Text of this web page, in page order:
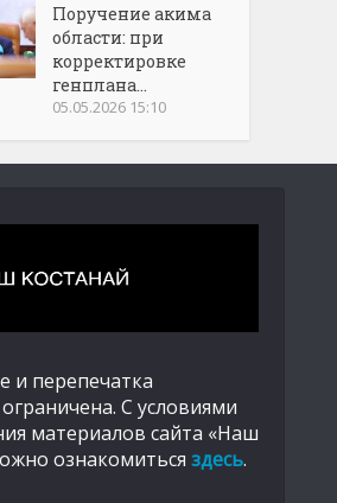
Поручение акима
области: при
корректировке
генплана...
05.05.2026 15:10
и перепечатка
С условиями
материалов сайта «Наш
ознакомиться здесь.